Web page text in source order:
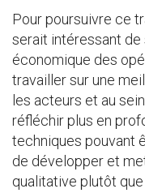
Pour poursuivre ce
serait intéressant de
économique des
travailler sur une
les acteurs et au
réfléchir plus en
techniques pouvant
de développer et
qualitative plutôt